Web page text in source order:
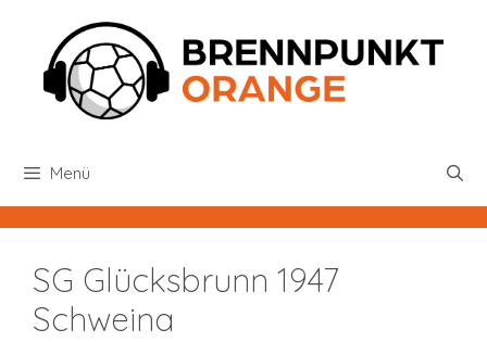
springen
Menü
SG Glücksbrunn 1947
Schweina